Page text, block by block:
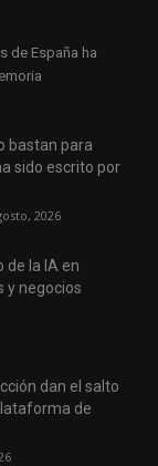
de España ha
bastan para
sido escrito por
2026
de la IA en
y negocios
dan el salto
de